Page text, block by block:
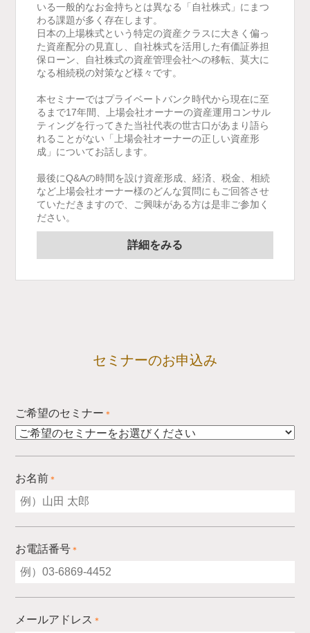
いる一般的なお金持ちとは異なる「自社株式」にまつ
わる課題が多く存在します。
日本の上場株式という特定の資産クラスに大きく偏っ
た資産配分の見直し、自社株式を活用した有価証券担
保ローン、自社株式の資産管理会社への移転、莫大に
なる相続税の対策など様々です。
本セミナーではプライベートバンク時代から現在に至
るまで17年間、上場会社オーナーの資産運用コンサル
ティングを行ってきた当社代表の世古口があまり語ら
れることがない「上場会社オーナーの正しい資産形
成」についてお話します。
最後にQ&Aの時間を設け資産形成、経済、税金、相続
など上場会社オーナー様のどんな質問にもご回答させ
ていただきますので、ご興味がある方は是非ご参加く
ださい。
詳細をみる
セミナーのお申込み
ご希望のセミナー ＊
お名前 ＊
お電話番号 ＊
メールアドレス ＊